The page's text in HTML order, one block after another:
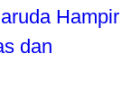
Hampir
dan